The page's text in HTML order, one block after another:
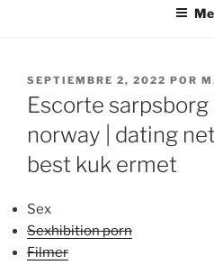
PUBLICADO
EL
SEPTIEMBRE 2, 2022 POR
Escorte
norway | dating
best kuk ermet
Sex
Sexhibition porn
Filmer